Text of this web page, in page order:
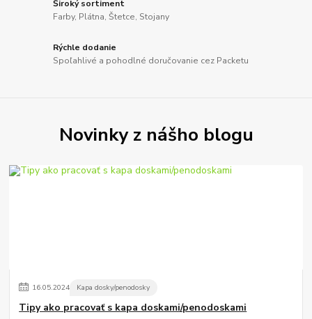
Široký sortiment
Farby, Plátna, Štetce, Stojany
Rýchle dodanie
Spoľahlivé a pohodlné doručovanie cez Packetu
Novinky z nášho blogu
16.05.2024 Kapa dosky/penodosky
Tipy ako pracovať s kapa doskami/penodoskami